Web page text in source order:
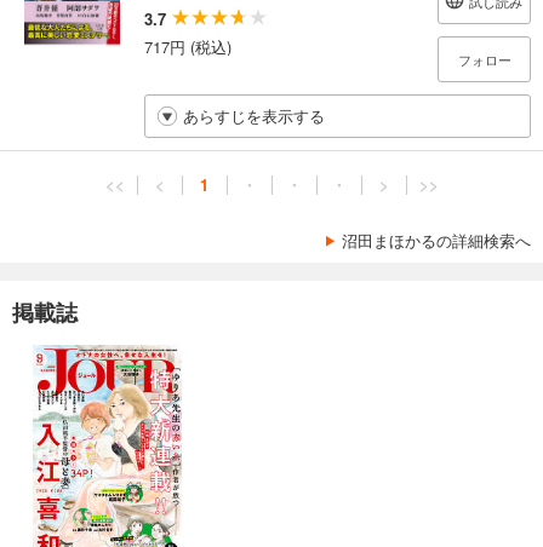
3.7
717円 (税込)
フォロー
あらすじを表示する
<< < 1 ・ ・ ・ > >>
沼田まほかるの詳細検索へ
掲載誌